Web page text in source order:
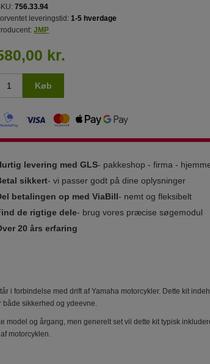
756.33.94
leveringstid: 1-5 hverdage
JMP
kr.
Køb
levering med GLS- pakkeshop - firma -
sikkert- vi passer godt på dine oplysninger
betalingen op med ViaBill- nemt og fleksibelt
de rigtige dele- brug vores præcise søgemodul
20 års erfaring
i forbindelse med drift af Yamaha motorcykler. Dette kit
både sikkerhed og ydeevne.
og årgang, men generelt set vil dette kit typisk
motorcyklen.